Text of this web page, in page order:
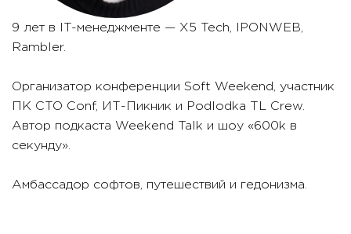
9 лет в IT-менеджменте — X5 Tech, IPONWEB,
Rambler.
Организатор конференции Soft Weekend, участник
ПК CTO Conf, ИТ-Пикник и Podlodka TL Crew.
Автор подкаста Weekend Talk и шоу «600k в
секунду».
Амбассадор софтов, путешествий и гедонизма.